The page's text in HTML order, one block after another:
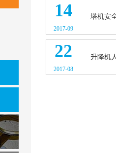
14
2017-09
塔机安
22
2017-08
升降机